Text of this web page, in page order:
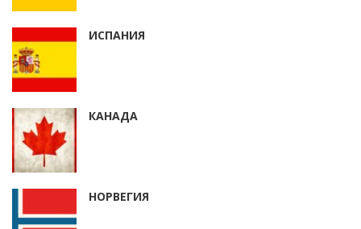
ИСПАНИЯ
КАНАДА
НОРВЕГИЯ